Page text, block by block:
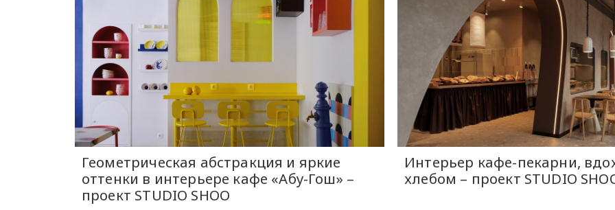
Геометрическая абстракция и яркие
оттенки в интерьере кафе «Абу-Гош» –
проект STUDIO SHOO
Интерьер кафе-пекарни,
хлебом – проект STUDIO